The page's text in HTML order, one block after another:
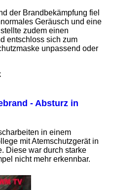
der Brandbekämpfung fiel
Geräusch und eine
zudem einen
entschloss sich zum
unpassend oder
- Absturz in
in einem
mit Atemschutzgerät in
Diese war durch starke
nicht mehr erkennbar.